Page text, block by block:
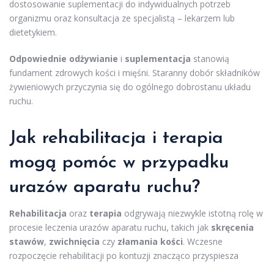
dostosowanie suplementacji do indywidualnych potrzeb
organizmu oraz konsultacja ze specjalistą – lekarzem lub
dietetykiem.
Odpowiednie odżywianie i suplementacja stanowią
fundament zdrowych kości i mięśni. Staranny dobór składników
żywieniowych przyczynia się do ogólnego dobrostanu układu
ruchu.
Jak rehabilitacja i terapia
mogą pomóc w przypadku
urazów aparatu ruchu?
Rehabilitacja oraz terapia odgrywają niezwykle istotną rolę w
procesie leczenia urazów aparatu ruchu, takich jak skręcenia
stawów, zwichnięcia czy złamania kości. Wczesne
rozpoczęcie rehabilitacji po kontuzji znacząco przyspiesza